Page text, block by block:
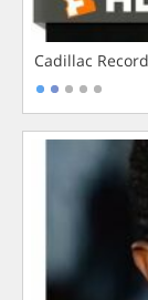
Cadillac